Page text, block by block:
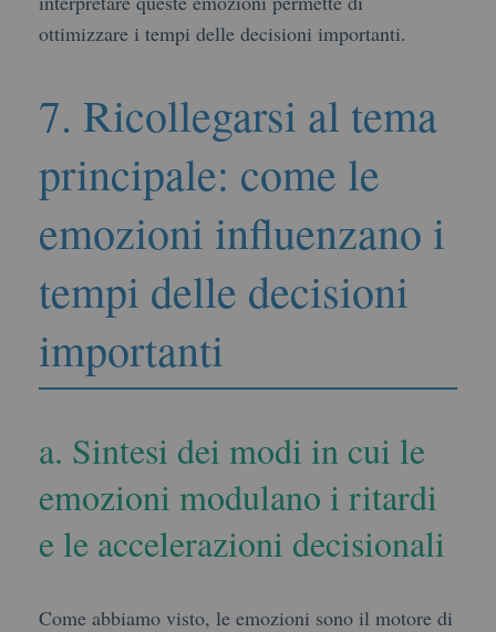
ottimizzare i tempi delle decisioni importanti.
7. Ricollegarsi al tema
principale: come le
emozioni influenzano i
tempi delle decisioni
importanti
a. Sintesi dei modi in cui le
emozioni modulano i ritardi
e le accelerazioni decisionali
Come abbiamo visto, le emozioni sono il motore di